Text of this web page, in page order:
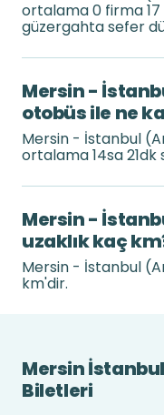
ortalama 0 firma
güzergahta sefer
Mersin -
otobüs ile ne
Mersin - İstanbul
ortalama 14sa
Mersin -
uzaklık kaç
Mersin - İstanbul
km'dir.
Mersin
Biletleri